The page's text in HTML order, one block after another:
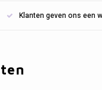
Klanten geven ons een